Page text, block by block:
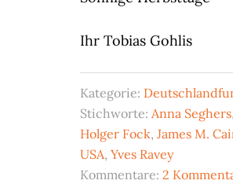
Ihr Tobias Gohlis
Kategorie:
Stichworte: Anna Seghers,
Holger Fock, James M.
USA, Yves Ravey
Kommentare: 2